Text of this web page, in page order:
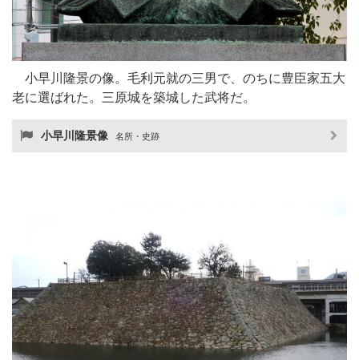
小早川隆景の像。毛利元就の三男で、のちに豊臣家五大
老に選ばれた。三原城を築城した武将だ。
小早川隆景像 名所・史跡